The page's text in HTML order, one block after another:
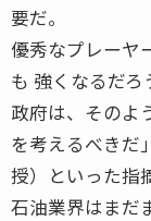
要だ。
優秀なプレーヤ
も 強くなるだろ
政府は、そのよ
を考えるべきだ
授）といった指
石油業界はまだ